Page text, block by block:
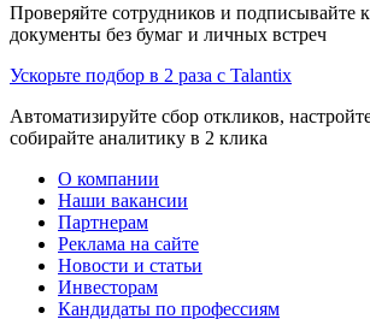
Проверяйте сотрудников и подписывайте
документы без бумаг и личных встреч
Ускорьте подбор в 2 раза с Talantix
Автоматизируйте сбор откликов,
собирайте аналитику в 2 клика
О компании
Наши вакансии
Партнерам
Реклама на сайте
Новости и статьи
Инвесторам
Кандидаты по профессиям